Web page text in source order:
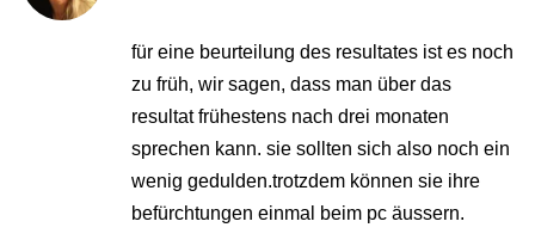
für eine beurteilung des resultates ist es noch
zu früh, wir sagen, dass man über das
resultat frühestens nach drei monaten
sprechen kann. sie sollten sich also noch ein
wenig gedulden.trotzdem können sie ihre
befürchtungen einmal beim pc äussern.